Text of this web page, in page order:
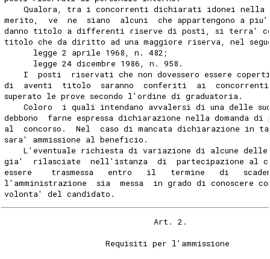
Qualora, tra i concorrenti dichiarati idonei nella
merito,  ve  ne  siano  alcuni  che appartengono a piu'
danno titolo a differenti riserve di posti, si terra'
titolo che da diritto ad una maggiore riserva, nel
      legge 2 aprile 1968, n. 482;
      legge 24 dicembre 1986, n. 958.
I  posti  riservati che non dovessero essere
di  aventi  titolo  saranno  conferiti  ai  concorrenti
superato le prove secondo l'ordine di graduatoria.
Coloro  i quali intendano avvalersi di una delle
debbono  farne espressa dichiarazione nella domanda di
al  concorso.  Nel  caso di mancata dichiarazione in
sara' ammissione al beneficio.
L'eventuale richiesta di variazione di alcune
gia'  rilasciate  nell'istanza  di  partecipazione al
essere    trasmessa   entro   il   termine   di
l'amministrazione  sia  messa  in grado di conoscere
volonta' del candidato.
                               Art. 2.
                     Requisiti per l'ammissione